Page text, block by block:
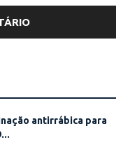
antirrábica para